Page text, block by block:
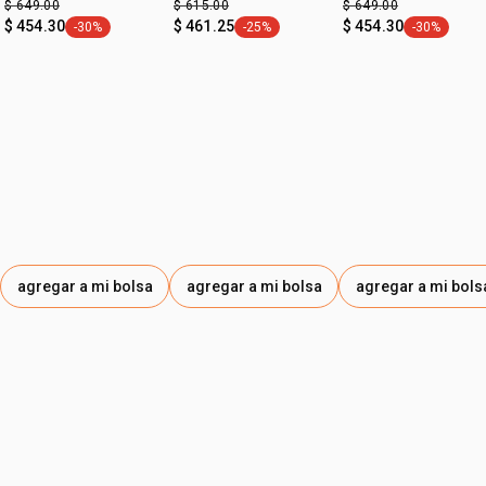
fps 30
$ 649.00
$ 454.30 etiqueta -30%
-30%
agregar a mi bolsa
$ 615.00
$ 461.25 etiqueta -25%
-25%
agregar a mi bolsa
70+​ dia fps 30
$ 649.00
$ 454.30 etiqueta -
-30%
agregar a mi